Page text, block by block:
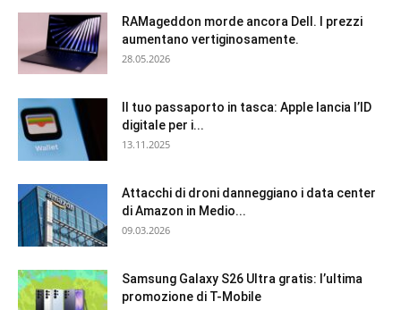
RAMageddon morde ancora Dell. I prezzi
aumentano vertiginosamente.
28.05.2026
Il tuo passaporto in tasca: Apple lancia l’ID
digitale per i...
13.11.2025
Attacchi di droni danneggiano i data center
di Amazon in Medio...
09.03.2026
Samsung Galaxy S26 Ultra gratis: l’ultima
promozione di T-Mobile